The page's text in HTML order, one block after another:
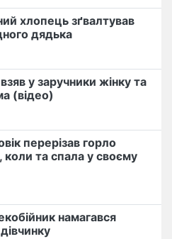
хлопець​ ️зґвалтував
дядька
у заручники жінку та
(відео)
перерізав горло
коли та спала у своєму
намагався